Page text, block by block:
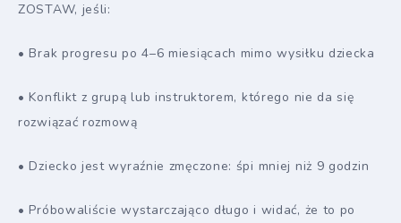
ZOSTAW, jeśli:
• Brak progresu po 4–6 miesiącach mimo wysiłku dziecka
• Konflikt z grupą lub instruktorem, którego nie da się
rozwiązać rozmową
• Dziecko jest wyraźnie zmęczone: śpi mniej niż 9 godzin
• Próbowaliście wystarczająco długo i widać, że to po